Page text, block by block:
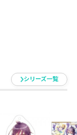
巻＋TOブッ
巻＋TOブ
1＋特典
2＋特典
シリーズ一覧